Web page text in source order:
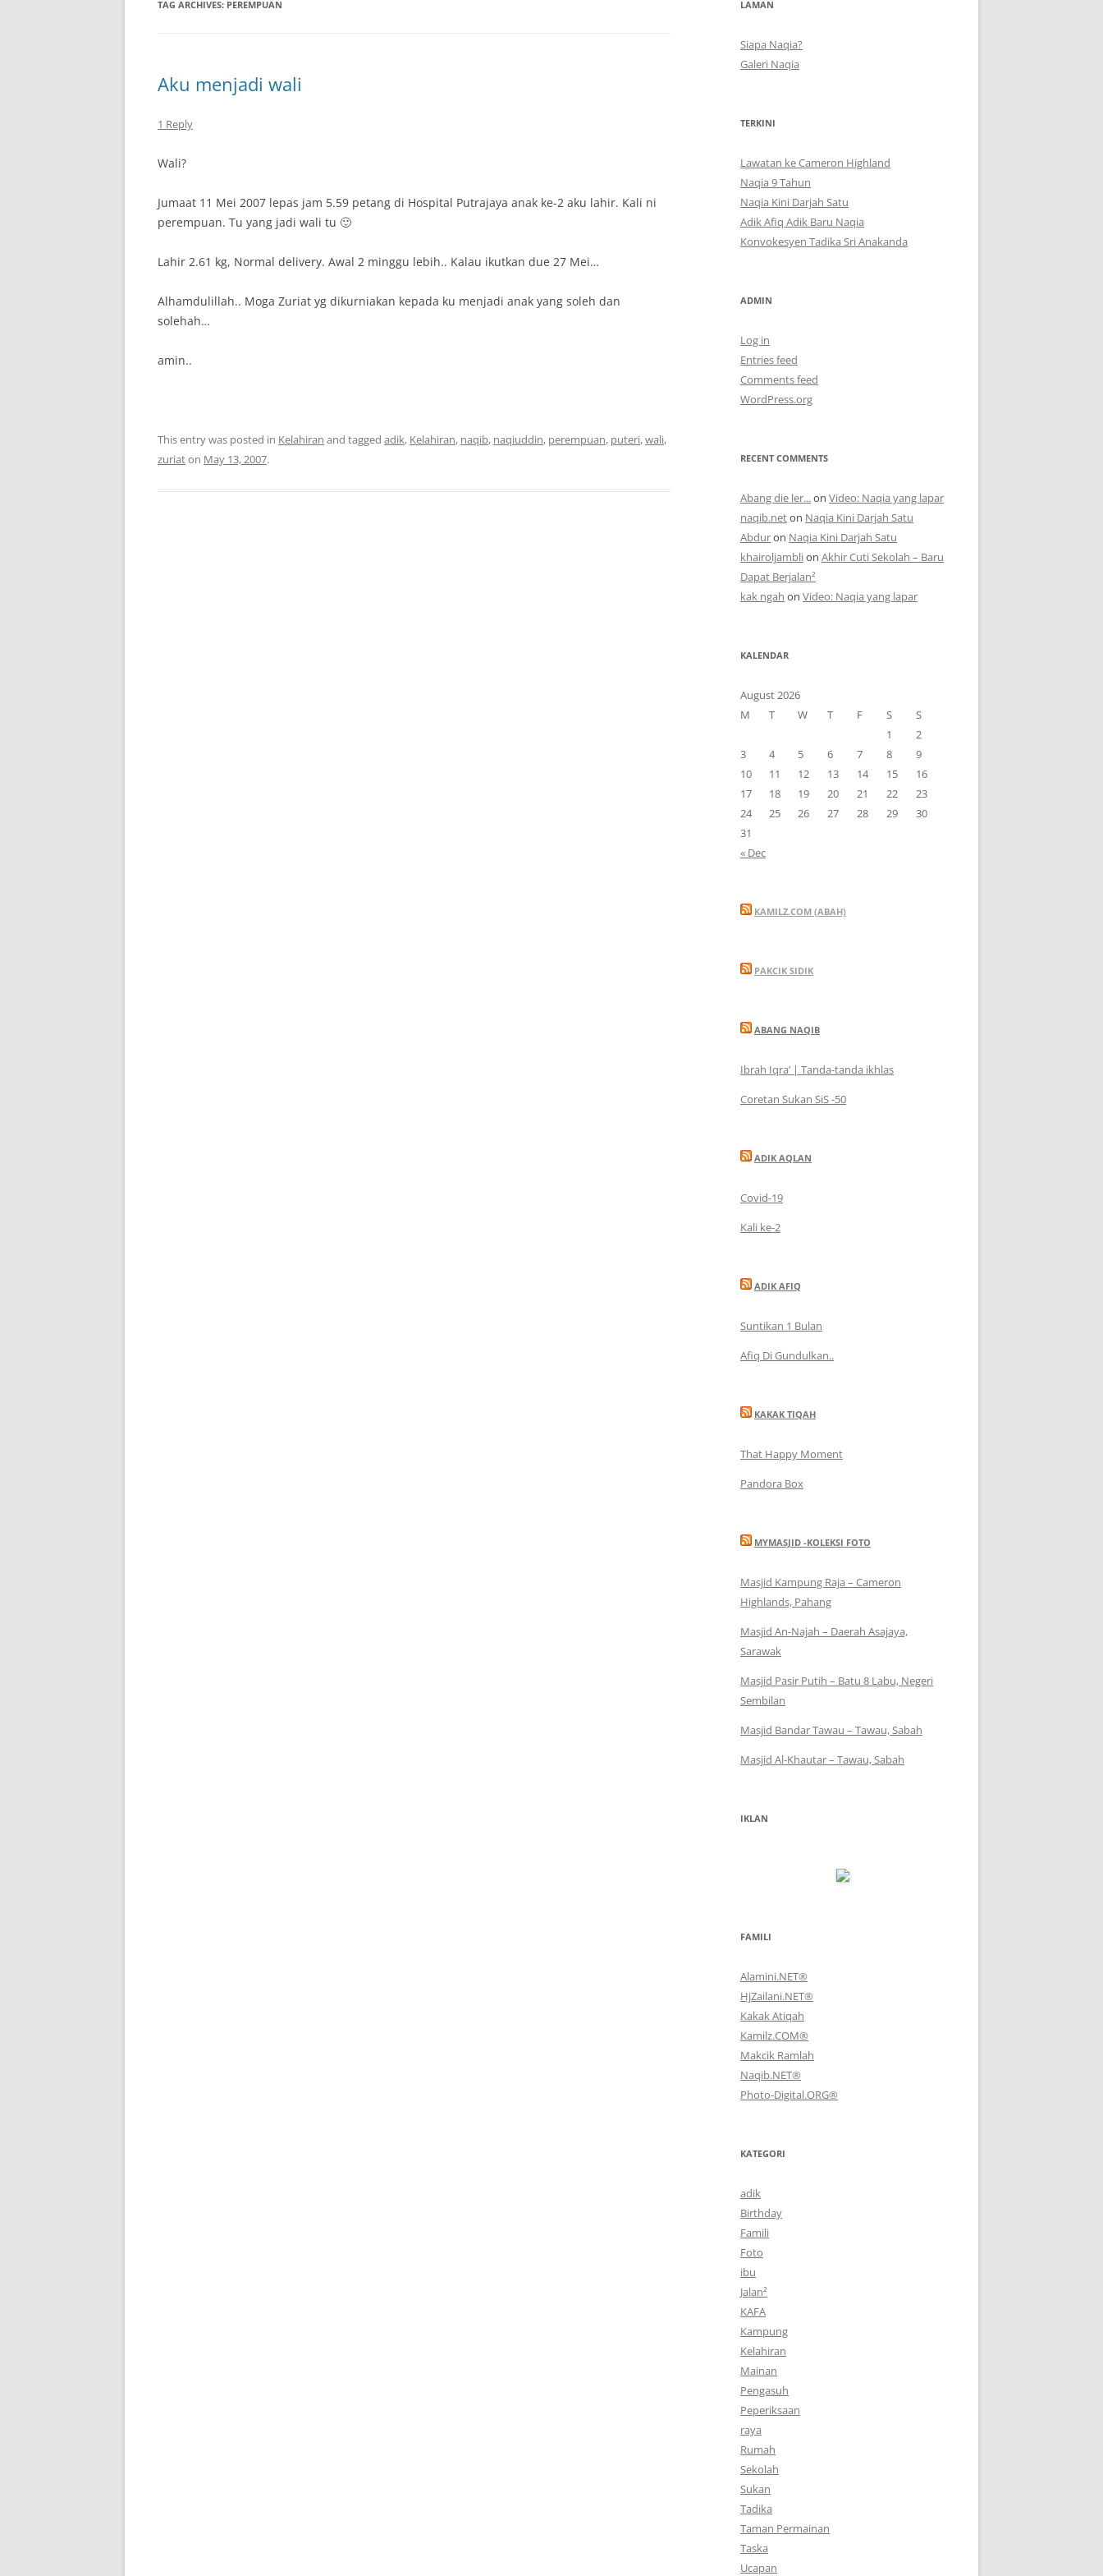
TAG ARCHIVES: PEREMPUAN
Aku menjadi wali
1 Reply
Wali?
Jumaat 11 Mei 2007 lepas jam 5.59 petang di Hospital Putrajaya anak ke-2 aku lahir. Kali ni
perempuan. Tu yang jadi wali tu 🙂
Lahir 2.61 kg, Normal delivery. Awal 2 minggu lebih.. Kalau ikutkan due 27 Mei…
Alhamdulillah.. Moga Zuriat yg dikurniakan kepada ku menjadi anak yang soleh dan
solehah…
amin..
This entry was posted in Kelahiran and tagged adik, Kelahiran, naqib, naqiuddin, perempuan, puteri,wali,
zuriaton May 13, 2007.
LAMAN
Siapa Naqia?
Galeri Naqia
TERKINI
Lawatan ke Cameron Highland
Naqia 9 Tahun
Naqia Kini Darjah Satu
Adik Afiq Adik Baru Naqia
Konvokesyen Tadika Sri Anakanda
ADMIN
Log in
Entries feed
Comments feed
WordPress.org
RECENT COMMENTS
Abang die ler...on Video: Naqia yang lapar
naqib.neton Naqia Kini Darjah Satu
Abduron Naqia Kini Darjah Satu
khairoljamblion Akhir Cuti Sekolah – Baru
Dapat Berjalan²
kak ngah on Video: Naqia yang lapar
KALENDAR
August 2026
M
T W T F S
S
1
2
3
4 5 6 7 8
9
10
11 12 13 14 15
16
17
18 19 20 21 22
23
24
25 26 27 28 29
30
31
« Dec
KAMILZ.COM (ABAH)
PAKCIK SIDIK
ABANG NAQIB
Ibrah Iqra’ | Tanda-tanda ikhlas
Coretan Sukan SiS -50
ADIK AQLAN
Covid-19
Kali ke-2
ADIK AFIQ
Suntikan 1 Bulan
Afiq Di Gundulkan..
KAKAK TIQAH
That Happy Moment
Pandora Box
MYMASJID -KOLEKSI FOTO
Masjid Kampung Raja – Cameron
Highlands, Pahang
Masjid An-Najah – Daerah Asajaya,
Sarawak
Masjid Pasir Putih – Batu 8 Labu, Negeri
Sembilan
Masjid Bandar Tawau – Tawau, Sabah
Masjid Al-Khautar – Tawau, Sabah
IKLAN
FAMILI
Alamini.NET®
HjZailani.NET®
Kakak Atiqah
Kamilz.COM®
Makcik Ramlah
Naqib.NET®
Photo-Digital.ORG®
KATEGORI
adik
Birthday
Famili
Foto
ibu
Jalan²
KAFA
Kampung
Kelahiran
Mainan
Pengasuh
Peperiksaan
raya
Rumah
Sekolah
Sukan
Tadika
Taman Permainan
Taska
Ucapan